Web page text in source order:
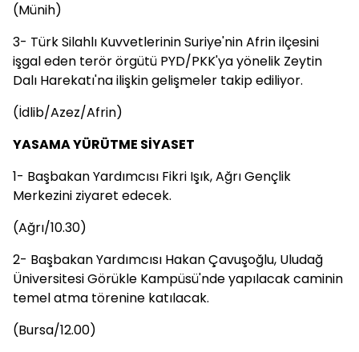
(Münih)
3- Türk Silahlı Kuvvetlerinin Suriye'nin Afrin ilçesini
işgal eden terör örgütü PYD/PKK'ya yönelik Zeytin
Dalı Harekatı'na ilişkin gelişmeler takip ediliyor.
(İdlib/Azez/Afrin)
YASAMA YÜRÜTME SİYASET
1- Başbakan Yardımcısı Fikri Işık, Ağrı Gençlik
Merkezini ziyaret edecek.
(Ağrı/10.30)
2- Başbakan Yardımcısı Hakan Çavuşoğlu, Uludağ
Üniversitesi Görükle Kampüsü'nde yapılacak caminin
temel atma törenine katılacak.
(Bursa/12.00)